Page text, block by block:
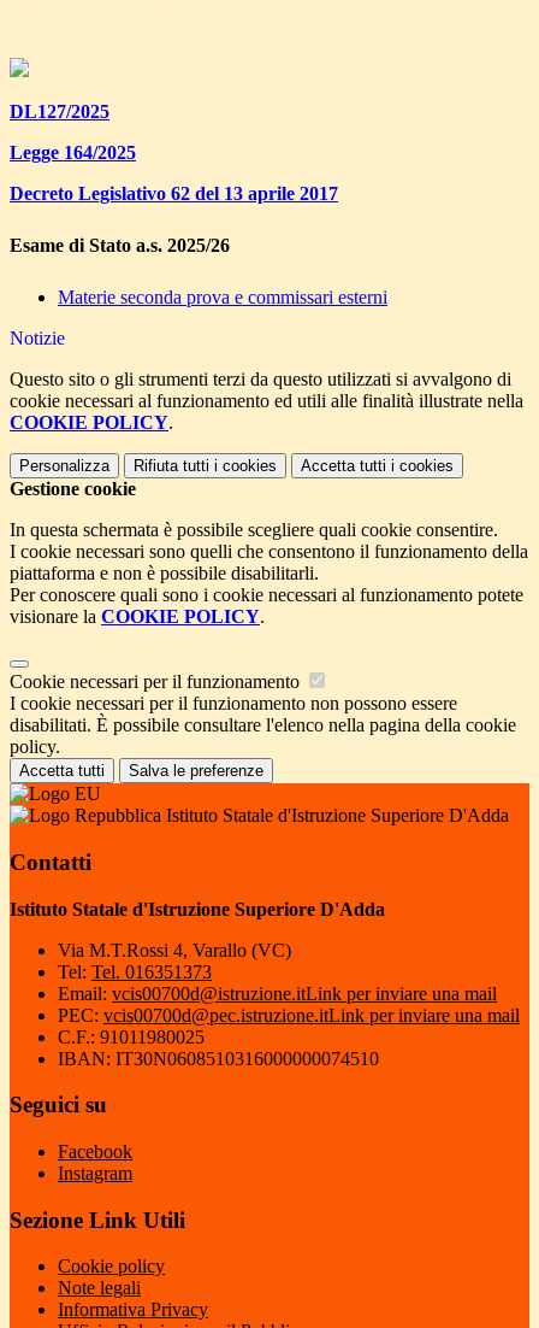
DL127/2025
Legge 164/2025
Decreto Legislativo 62 del 13 aprile 2017
Esame di Stato a.s. 2025/26
Materie seconda prova e commissari esterni
Notizie
Questo sito o gli strumenti terzi da questo utilizzati si avvalgono di
cookie necessari al funzionamento ed utili alle finalità illustrate nella
COOKIE POLICY.
Personalizza Rifiuta tutti i cookies Accetta tutti i cookies
Gestione cookie
In questa schermata è possibile scegliere quali cookie consentire.
I cookie necessari sono quelli che consentono il funzionamento della
piattaforma e non è possibile disabilitarli.
Per conoscere quali sono i cookie necessari al funzionamento potete
visionare la COOKIE POLICY.
Cookie necessari per il funzionamento
I cookie necessari per il funzionamento non possono essere
disabilitati. È possibile consultare l'elenco nella pagina della cookie
policy.
Accetta tutti Salva le preferenze
Istituto Statale d'Istruzione Superiore D'Adda
Contatti
Istituto Statale d'Istruzione Superiore D'Adda
Via M.T.Rossi 4, Varallo (VC)
Tel: Tel. 016351373
Email: vcis00700d@istruzione.itLink per inviare una mail
PEC: vcis00700d@pec.istruzione.itLink per inviare una mail
C.F.: 91011980025
IBAN: IT30N0608510316000000074510
Seguici su
Facebook
Instagram
Sezione Link Utili
Cookie policy
Note legali
Informativa Privacy